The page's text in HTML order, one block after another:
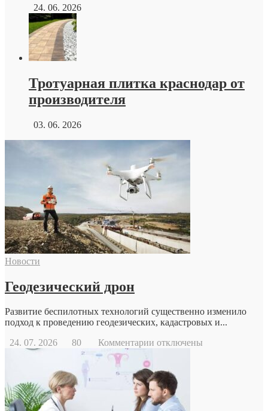
24. 06. 2026
Тротуарная плитка краснодар от
производителя
03. 06. 2026
Новости
Геодезический дрон
Развитие беспилотных технологий существенно изменило
подход к проведению геодезических, кадастровых и...
24. 07. 2026
80 Комментарии к
дрон
отключены